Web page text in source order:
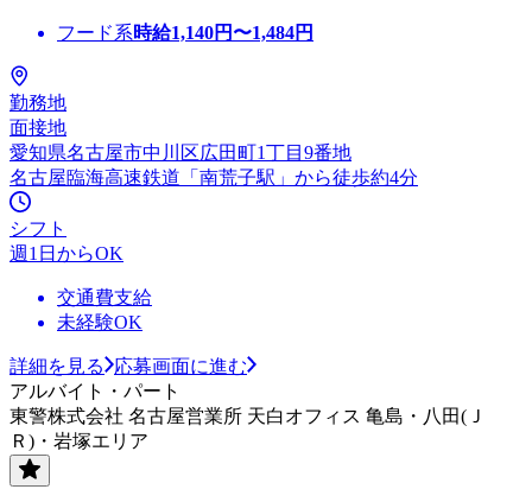
フード系時給1,140円〜1,484円
勤務地
面接地
愛知県名古屋市中川区広田町1丁目9番地
名古屋臨海高速鉄道「南荒子駅」から徒歩約4分
シフト
週1日からOK
交通費支給
未経験OK
詳細を見る
応募画面に進む
アルバイト・パート
東警株式会社 名古屋営業所 天白オフィス 亀島・八田(Ｊ
Ｒ)・岩塚エリア